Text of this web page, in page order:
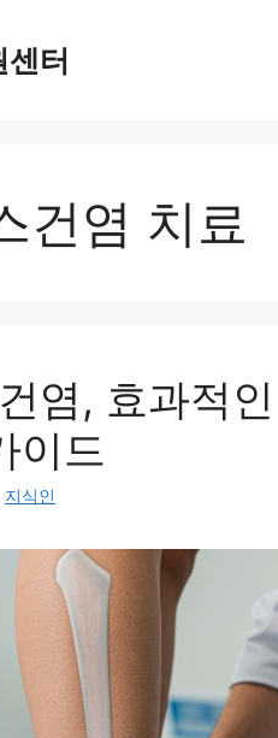
터
건염 치료
염, 효과적
이드
지식인